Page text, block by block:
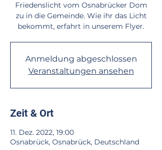
Friedenslicht vom Osnabrücker Dom
zu in die Gemeinde. Wie ihr das Licht
bekommt, erfahrt in unserem Flyer.
Anmeldung abgeschlossen
Veranstaltungen ansehen
Zeit & Ort
11. Dez. 2022, 19:00
Osnabrück, Osnabrück, Deutschland